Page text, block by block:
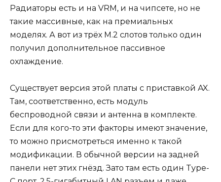
Радиаторы есть и на VRM, и на чипсете, но не
такие массивные, как на премиальных
моделях. А вот из трёх М.2 слотов только один
получил дополнительное пассивное
охлаждение.
Существует версия этой платы с приставкой AX.
Там, соответственно, есть модуль
беспроводной связи и антенна в комплекте.
Если для кого-то эти факторы имеют значение,
то можно присмотреться именно к такой
модификации. В обычной версии на задней
панели нет этих гнёзд. Зато там есть один Type-